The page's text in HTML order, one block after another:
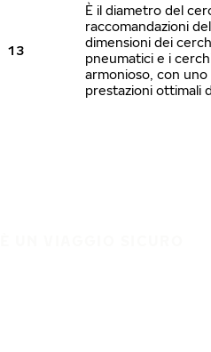
13
È il diametro del
raccomandazioni
dimensioni dei
pneumatici e i
armonioso, con
prestazioni ottimali